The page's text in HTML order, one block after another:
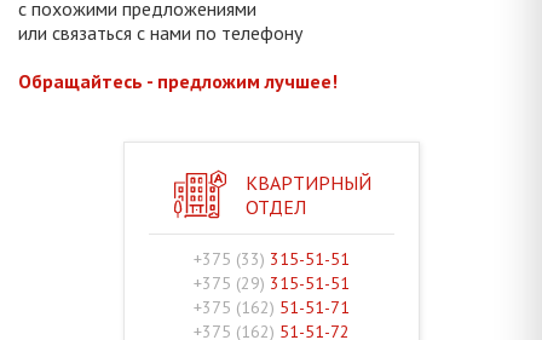
с похожими предложениями
или связаться с нами по телефону
Обращайтесь - предложим лучшее!
КВАРТИРНЫЙ
ОТДЕЛ
+375 (33) 315-51-51
+375 (29) 315-51-51
+375 (162) 51-51-71
+375 (162) 51-51-72